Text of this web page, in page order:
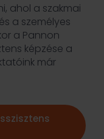
ahol a szakmai
a személyes
a Pannon
képzése a
már